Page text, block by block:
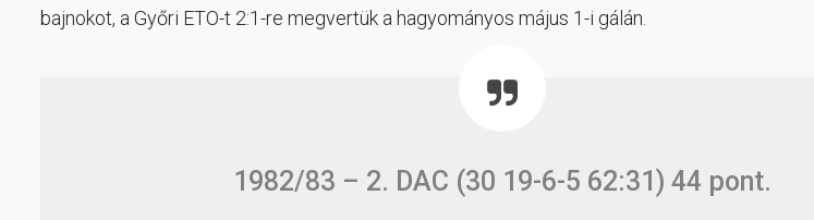
bajnokot, a Győri ETO-t 2:1-re megvertük a hagyományos május 1-i gálán.
1982/83 – 2. DAC (30 19-6-5 62:31) 44 pont.